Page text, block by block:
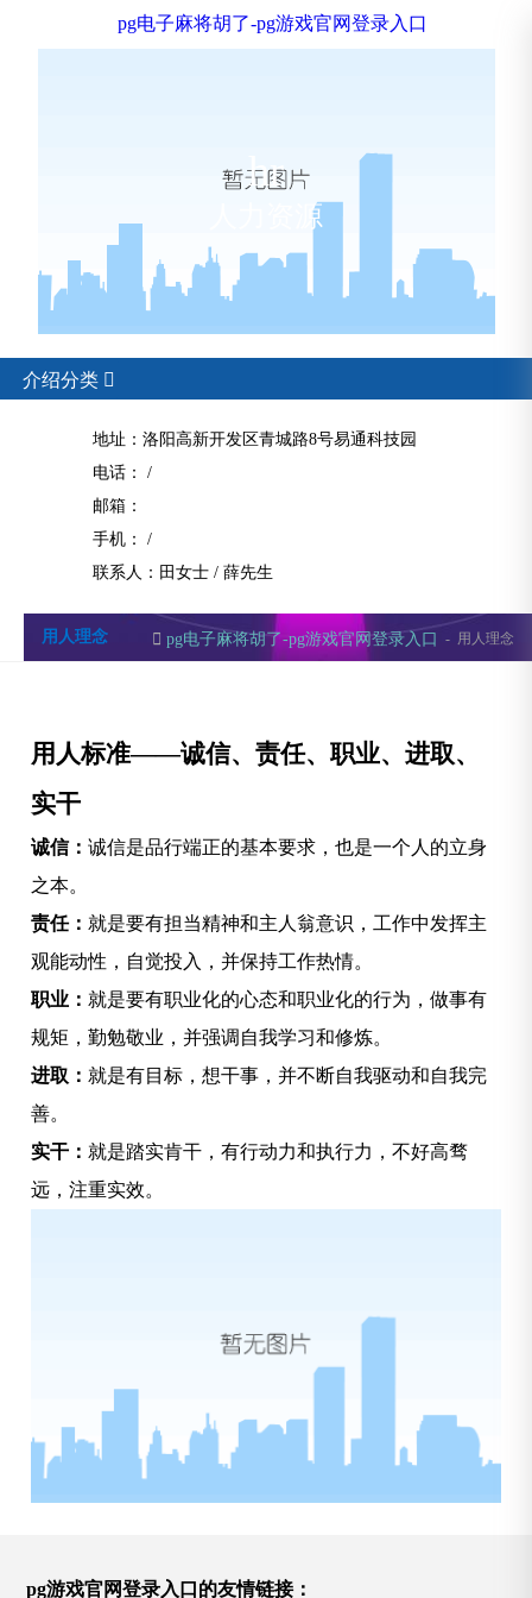
pg电子麻将胡了-pg游戏官网登录入口
hr
人力资源
介绍分类 
地址：洛阳高新开发区青城路8号易通科技园
电话： /
邮箱：
手机： /
联系人：田女士 / 薛先生
pg电子麻将胡了-pg游戏官网登录入口 - 用人理念
用人理念
用人标准——诚信、责任、职业、进取、
实干
诚信： 诚信是品行端正的基本要求，也是一个人的立身
之本。
责任： 就是要有担当精神和主人翁意识，工作中发挥主
观能动性，自觉投入，并保持工作热情。
职业： 就是要有职业化的心态和职业化的行为，做事有
规矩，勤勉敬业，并强调自我学习和修炼。
进取： 就是有目标，想干事，并不断自我驱动和自我完
善。
实干： 就是踏实肯干，有行动力和执行力，不好高骛
远，注重实效。
pg游戏官网登录入口的友情链接：